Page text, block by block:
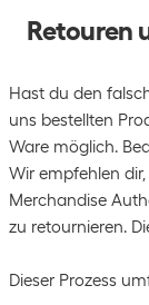
Retouren
Hast du den
uns bestellten
Ware möglich.
Wir empfehlen
Merchandise
zu retournieren.
Dieser Prozess